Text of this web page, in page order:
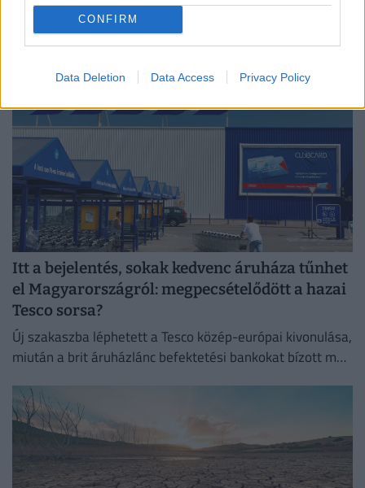
CONFIRM
Data Deletion Data Access Privacy Policy
A Nemzeti Kereskedelmi és Fogyasztóvédelmi Hatóság
(NKFH) termékvisszahívásra figyelmeztet.
Itt a bejelentés, sokak kedvenc áruháza tűnhet
el Magyarországról: megpecsételődött a hazai
Tesco sorsa?
Új szakaszba léphetett a Tesco közép-európai kivonulása,
miután a brit áruházlánc befektetési bankokat bízott meg